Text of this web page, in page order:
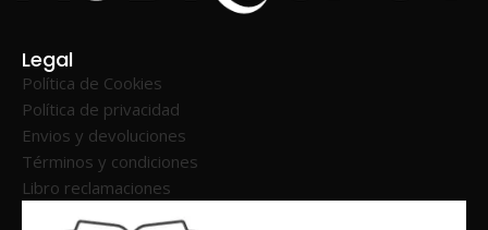
Legal
Política de Cookies
Política de privacidad
Envios y devoluciones
Términos y condiciones
Libro reclamaciones